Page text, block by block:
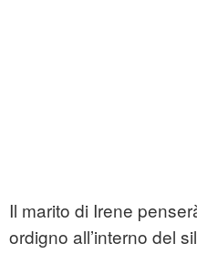
Il marito di Irene
ordigno all’interno del